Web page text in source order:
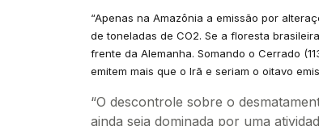
“Apenas na Amazônia a emissão por
de toneladas de CO2. Se a floresta
frente da Alemanha. Somando o Cerrado
emitem mais que o Irã e seriam o oitavo
“O descontrole sobre o
ainda seja dominada por uma